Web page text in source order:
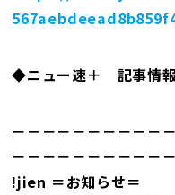
◆ニュー速＋ 記事情
－－－－－－－－－－
－－－－－－－－－－
!jien ＝お知らせ＝